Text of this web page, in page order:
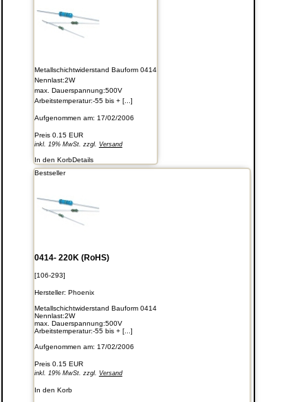
Metallschichtwiderstand Bauform 0414
Nennlast:2W
max. Dauerspannung:500V
Arbeitstemperatur:-55 bis + [...]
Aufgenommen am: 17/02/2006
Preis 0.15 EUR
inkl. 19% MwSt. zzgl. Versand
In den KorbDetails
Bestseller
0414- 220K (RoHS)
[106-293]
Hersteller: Phoenix
Metallschichtwiderstand Bauform 0414
Nennlast:2W
max. Dauerspannung:500V
Arbeitstemperatur:-55 bis + [...]
Aufgenommen am: 17/02/2006
Preis 0.15 EUR
inkl. 19% MwSt. zzgl. Versand
In den Korb